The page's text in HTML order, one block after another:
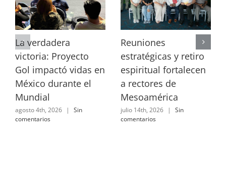
La verdadera
victoria: Proyecto
Gol impactó vidas en
México durante el
Mundial
agosto 4th, 2026 |
Sin
comentarios
Reuniones
estratégicas y retiro
espiritual fortalecen
a rectores de
Mesoamérica
julio 14th, 2026 |
Sin
comentarios